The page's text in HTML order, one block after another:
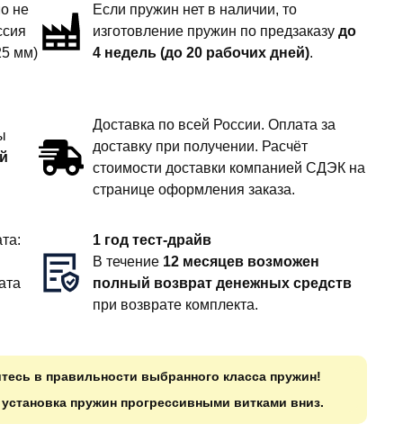
не
мм)
Если пружин нет в наличии, то
изготовление пружин по предзаказудо
4 недель (до 20 рабочих дней).
Доставка по всей России. Оплата за
доставку при получении. Расчёт
стоимости доставки компанией СДЭК на
странице оформления заказа.
1 год тест-драйв
В течение 12 месяцев возможен
полный возврат денежных средств
при возврате комплекта.
в правильности выбранного класса пружин!
пружин прогрессивными витками вниз.